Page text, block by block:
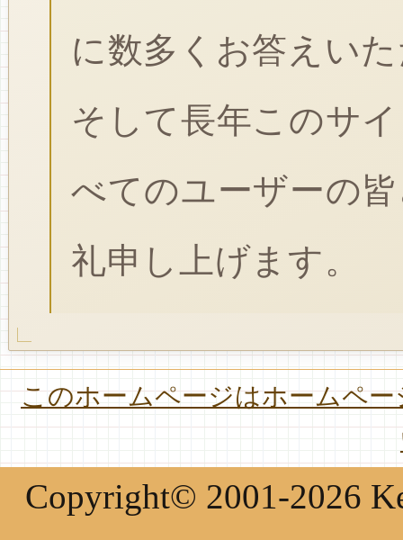
に数多くお答えい
そして長年このサ
べてのユーザーの
礼申し上げます。
このホームページはホームペ
Copyright© 2001-2026